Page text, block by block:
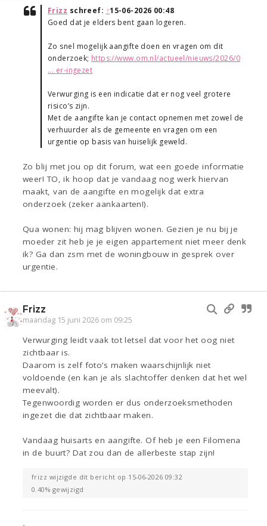
Frizz schreef: ↑15-06-2026 00:48
Goed dat je elders bent gaan logeren.
Zo snel mogelijk aangifte doen en vragen om dit
onderzoek; https://www.om.nl/actueel/nieuws/2026/0
... er-ingezet
Verwurging is een indicatie dat er nog veel grotere
risico’s zijn.
Met de aangifte kan je contact opnemen met zowel de
verhuurder als de gemeente en vragen om een
urgentie op basis van huiselijk geweld.
Zo blij met jou op dit forum, wat een goede informatie
weer! TO, ik hoop dat je vandaag nog werk hiervan
maakt, van de aangifte en mogelijk dat extra
onderzoek (zeker aankaarten!).
Qua wonen: hij mag blijven wonen. Gezien je nu bij je
moeder zit heb je je eigen appartement niet meer denk
ik? Ga dan zsm met de woningbouw in gesprek over
urgentie.
Frizz
maandag 15 juni 2026 om 09:25
Verwurging leidt vaak tot letsel dat voor het oog niet
zichtbaar is.
Daarom is zelf foto’s maken waarschijnlijk niet
voldoende (en kan je als slachtoffer denken dat het wel
meevalt).
Tegenwoordig worden er dus onderzoeksmethoden
ingezet die dat zichtbaar maken.
Vandaag huisarts en aangifte. Of heb je een Filomena
in de buurt? Dat zou dan de allerbeste stap zijn!
frizz wijzigde dit bericht op 15-06-2026 09:32
0.40% gewijzigd